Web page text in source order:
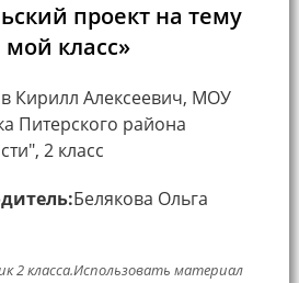
проект на тему
класс»
Кирилл Алексеевич, МОУ
Питерского района
2 класс
Белякова Ольга
2 класса.Использовать материал